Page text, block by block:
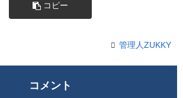
コピー
管理人ZUKKY
コメント